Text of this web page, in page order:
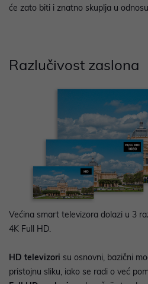
će zato biti i znatno skuplja u
Razlučivost zaslona
Većina smart televizora dolazi u 3
4K Full HD.
HD televizori su osnovni, bazični
pristojnu sliku, iako se radi o već